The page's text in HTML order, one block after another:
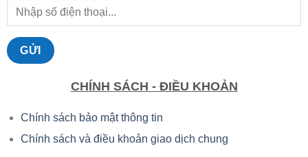
CHÍNH SÁCH - ĐIỀU KHOẢN
Chính sách bảo mật thông tin
Chính sách và điều khoản giao dịch chung